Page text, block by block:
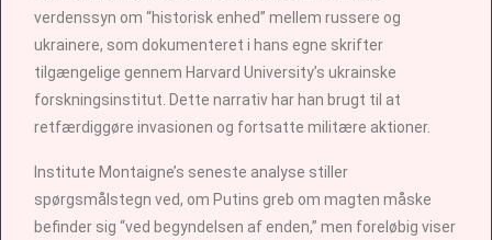
verdenssyn om “historisk enhed” mellem russere og
ukrainere, som dokumenteret i hans egne skrifter
tilgængelige gennem Harvard University’s ukrainske
forskningsinstitut. Dette narrativ har han brugt til at
retfærdiggøre invasionen og fortsatte militære aktioner.
Institute Montaigne’s seneste analyse stiller
spørgsmålstegn ved, om Putins greb om magten måske
befinder sig “ved begyndelsen af enden,” men foreløbig viser